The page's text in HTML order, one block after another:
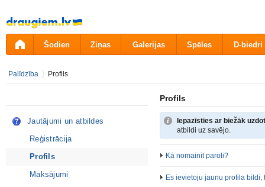
Pāriet
uz
saturu
Šodien Ziņas Galerijas Spēles D-biedri
Palīdzība Profils
Jautājumi un atbildes
Reģistrācija
Profils
Maksājumi
Profils
Iepazīsties ar biežāk
atbildi uz savējo.
Kā nomainīt paroli?
Es ievietoju jaunu profila